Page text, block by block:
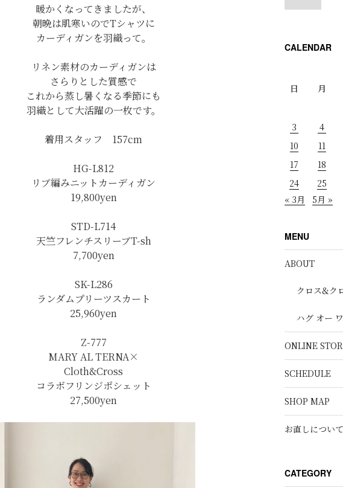
暖かくなってきましたが、
朝晩は肌寒いのでTシャツに
カーディガンを羽織って。
リネン素材のカーディガンは
さらりとした質感で
これから蒸し暑くなる季節にも
羽織として大活躍の一枚です。
着用スタッフ 157cm
HG-L812
リブ編みニットカーディガン
19,800yen
STD-L714
天竺フレンチスリーブT-sh
7,700yen
SK-L286
ランダムプリーツスカート
25,960yen
Z-777
MARY AL TERNA×
Cloth&Cross
コラボフリンジポシェット
27,500yen
CALENDAR
日
月
3
4
10
11
17
18
24
25
« 3月
5月 »
MENU
ABOUT
クロス&ク
ハグ オー
ONLINE
SCHEDULE
SHOP MAP
お直しについて
CATEGORY